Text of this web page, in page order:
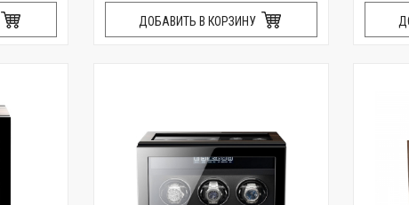
ДОБАВИТЬ В КОРЗИНУ